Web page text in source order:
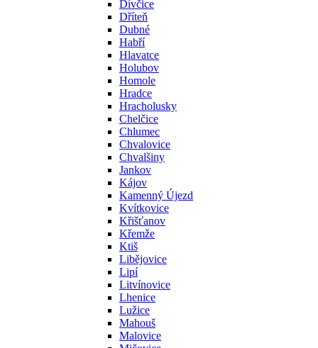
Dívčice
Dříteň
Dubné
Habří
Hlavatce
Holubov
Homole
Hradce
Hracholusky
Chelčice
Chlumec
Chvalovice
Chvalšiny
Jankov
Kájov
Kamenný Újezd
Kvítkovice
Křišťanov
Křemže
Ktiš
Libějovice
Lipí
Litvínovice
Lhenice
Lužice
Mahouš
Malovice